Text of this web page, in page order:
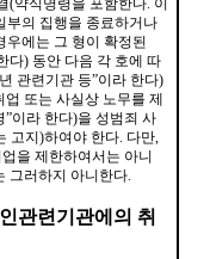
(약식명령을 포함한다. 이
부의 집행을 종료하거나
우에는 그 형이 확정된
다) 동안 다음 각 호에 따
관련기관 등”이라 한다)
또는 사실상 노무를 제
”이라 한다)을 성범죄 사
고지)하여야 한다. 다만,
을 제한하여서는 아니
그러하지 아니한다.
관련기관에의 취